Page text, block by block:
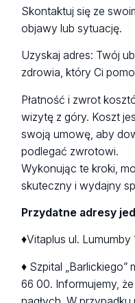
Skontaktuj się ze
objawy lub sytuację.
Uzyskaj adres: Twój
zdrowia, który Ci
Płatność i zwrot
wizytę z góry. Koszt
swoją umowę, aby
podlegać zwrotowi.
Wykonując te kroki,
skuteczny i wydajny
Przydatne adresy
♦Vitaplus ul. Lumumby
♦ Szpital
66 00. Informujemy,